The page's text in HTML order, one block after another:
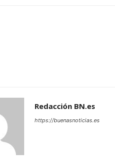
Redacción BN.es
https://buenasnoticias.es